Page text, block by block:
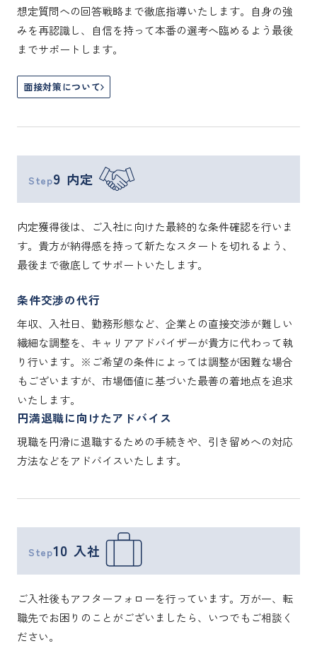
想定質問への回答戦略まで徹底指導いたします。自身の強
みを再認識し、自信を持って本番の選考へ臨めるよう最後
までサポートします。
面接対策について
Step9 内定
内定獲得後は、ご入社に向けた最終的な条件確認を行いま
す。貴方が納得感を持って新たなスタートを切れるよう、
最後まで徹底してサポートいたします。
条件交渉の代行
年収、入社日、勤務形態など、企業との直接交渉が難しい
繊細な調整を、キャリアアドバイザーが貴方に代わって執
り行います。※ご希望の条件によっては調整が困難な場合
もございますが、市場価値に基づいた最善の着地点を追求
いたします。
円満退職に向けたアドバイス
現職を円滑に退職するための手続きや、引き留めへの対応
方法などをアドバイスいたします。
Step10 入社
ご入社後もアフターフォローを行っています。万が一、転
職先でお困りのことがございましたら、いつでもご相談く
ださい。